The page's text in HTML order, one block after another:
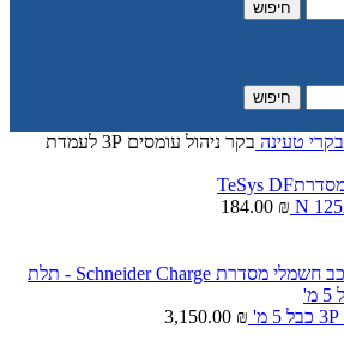
חיפוש
חיפוש
בקרי טעינה
בקר ניהול עומסים 3P לעמדת
184.00 ₪
3,150.00 ₪